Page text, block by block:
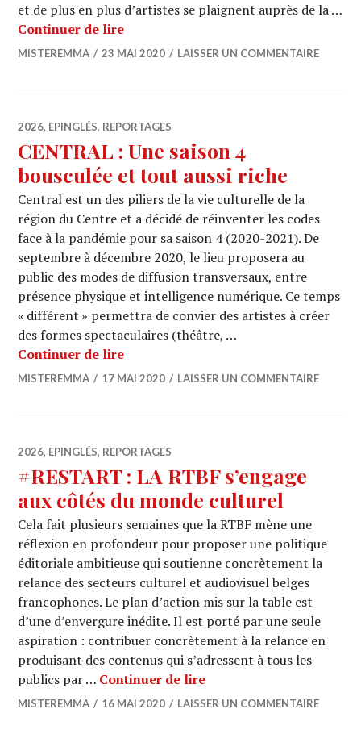
et de plus en plus d’artistes se plaignent auprès de la …
Continuer de lireFESTIVAL DE CANNES (22/05/2020)
MISTEREMMA 23 MAI 2020 LAISSER UN COMMENTAIRE
2026, EPINGLÉS, REPORTAGES
CENTRAL : Une saison 4
bousculée et tout aussi riche
Central est un des piliers de la vie culturelle de la
région du Centre et a décidé de réinventer les codes
face à la pandémie pour sa saison 4 (2020-2021). De
septembre à décembre 2020, le lieu proposera au
public des modes de diffusion transversaux, entre
présence physique et intelligence numérique. Ce temps
« différent » permettra de convier des artistes à créer
des formes spectaculaires (théâtre, …
Continuer de lireCENTRAL : Une saison 4 bousculée
MISTEREMMA 17 MAI 2020 LAISSER UN COMMENTAIRE
2026, EPINGLÉS, REPORTAGES
#RESTART : LA RTBF s’engage
aux côtés du monde culturel
Cela fait plusieurs semaines que la RTBF mène une
réflexion en profondeur pour proposer une politique
éditoriale ambitieuse qui soutienne concrètement la
relance des secteurs culturel et audiovisuel belges
francophones. Le plan d’action mis sur la table est
d’une d’envergure inédite. Il est porté par une seule
aspiration : contribuer concrètement à la relance en
produisant des contenus qui s’adressent à tous les
publics par … Continuer de lire#RESTART : LA RTBF
MISTEREMMA 16 MAI 2020 LAISSER UN COMMENTAIRE